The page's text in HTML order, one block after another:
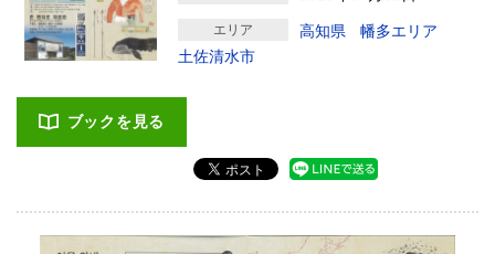
エリア 高知県
幡多エリア
土佐清水市
ブックを見る